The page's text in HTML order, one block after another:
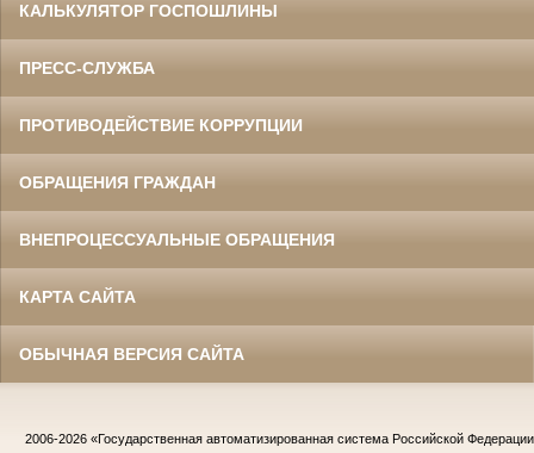
КАЛЬКУЛЯТОР ГОСПОШЛИНЫ
ПРЕСС-СЛУЖБА
ПРОТИВОДЕЙСТВИЕ КОРРУПЦИИ
ОБРАЩЕНИЯ ГРАЖДАН
ВНЕПРОЦЕССУАЛЬНЫЕ ОБРАЩЕНИЯ
КАРТА САЙТА
ОБЫЧНАЯ ВЕРСИЯ САЙТА
2006-2026 «Государственная автоматизированная система Российской